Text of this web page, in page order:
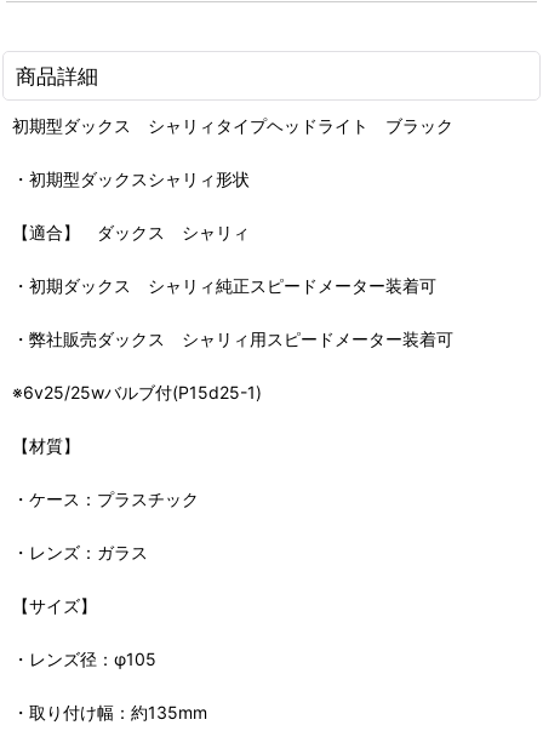
商品詳細
初期型ダックス シャリィタイプヘッドライト ブラック
・初期型ダックスシャリィ形状
【適合】 ダックス シャリィ
・初期ダックス シャリィ純正スピードメーター装着可
・弊社販売ダックス シャリィ用スピードメーター装着可
※6v25/25wバルブ付(P15d25-1)
【材質】
・ケース：プラスチック
・レンズ：ガラス
【サイズ】
・レンズ径：φ105
・取り付け幅：約135mm